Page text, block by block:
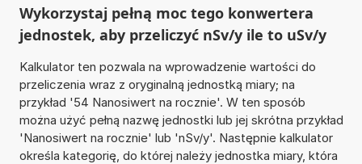
Wykorzystaj pełną moc tego konwertera
jednostek, aby przeliczyć nSv/y ile to uSv/y
Kalkulator ten pozwala na wprowadzenie wartości do
przeliczenia wraz z oryginalną jednostką miary; na
przykład '54 Nanosiwert na rocznie'. W ten sposób
można użyć pełną nazwę jednostki lub jej skrótna przykład
'Nanosiwert na rocznie' lub 'nSv/y'. Następnie kalkulator
określa kategorię, do której należy jednostka miary, która